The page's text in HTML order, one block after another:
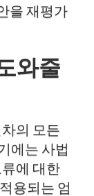
을 재평가
와줄
의 모든
에는 사법
에 대한
용되는 엄